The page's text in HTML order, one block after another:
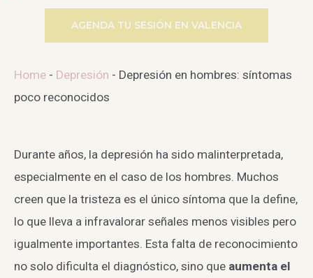
AGENDA TU SESIÓN EN VALENCIA
Home - Depresión - Depresión en hombres: síntomas
poco reconocidos
Durante años, la depresión ha sido malinterpretada,
especialmente en el caso de los hombres. Muchos
creen que la tristeza es el único síntoma que la define,
lo que lleva a infravalorar señales menos visibles pero
igualmente importantes. Esta falta de reconocimiento
no solo dificulta el diagnóstico, sino que aumenta el